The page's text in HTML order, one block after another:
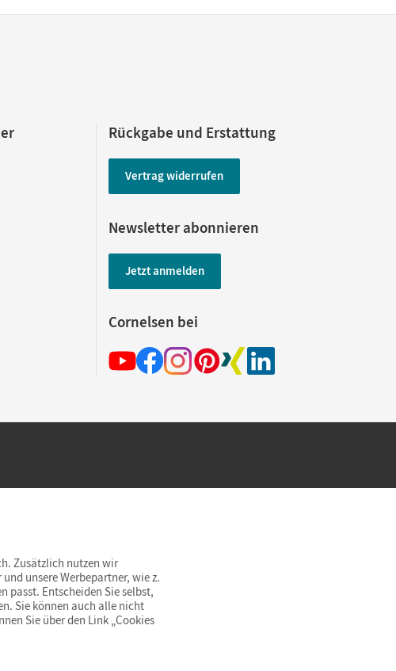
Rückgabe und Erstattung
Vertrag widerrufen
Newsletter abonnieren
Jetzt anmelden
Cornelsen bei
versandkostenfrei innerhalb Deutschlands
Zusätzlich nutzen wir
unsere Werbepartner, wie z.
passt. Entscheiden Sie selbst,
Sie können auch alle nicht
Sie über den Link „Cookies